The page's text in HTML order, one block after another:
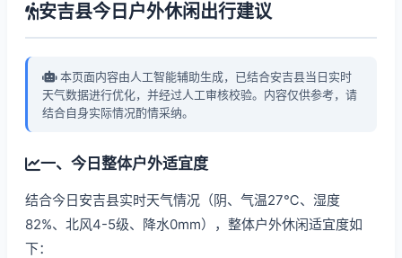
安吉县今日户外休闲出行建议
本页面内容由人工智能辅助生成，已结合安吉县当日实时
天气数据进行优化，并经过人工审核校验。内容仅供参考，请
结合自身实际情况酌情采纳。
一、今日整体户外适宜度
结合今日安吉县实时天气情况（阴、气温27℃、湿度
82%、北风4-5级、降水0mm），整体户外休闲适宜度如
下：